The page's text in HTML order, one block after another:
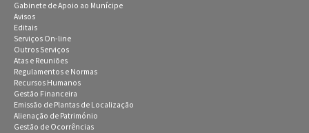
Gabinete de Apoio ao Munícipe
Avisos
Editais
Serviços On-line
Outros Serviços
Atas e Reuniões
Regulamentos e Normas
Recursos Humanos
Gestão Financeira
Emissão de Plantas de Localização
Alienação de Património
Gestão de Ocorrências